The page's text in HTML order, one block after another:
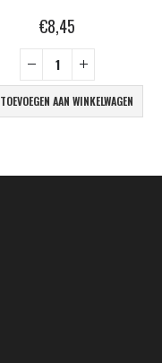
€8,45
TOEVOEGEN AAN WINKELWAGEN